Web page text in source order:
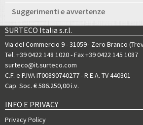
Suggerimenti e avvertenze
SURTECO Italia s.r.l.
Via del Commercio 9 - 31059 · Zero Branco
Tel. +39 0422 148 1020- Fax +39 0422 145 1087
surteco@it.surteco.com
C.F. e P.IVA IT00890740277 - R.E.A. TV 440301
Cap. Soc. € 586.250,00 i.v.
INFO E PRIVACY
Privacy Policy